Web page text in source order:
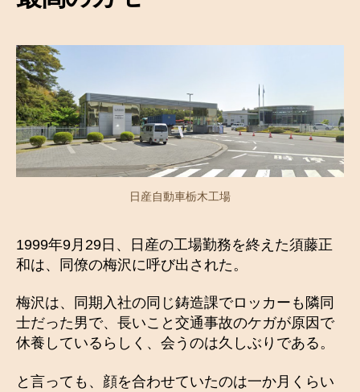
日産自動車栃木工場
1999年9月29日、日産の工場勤務を終えた須藤正
和は、同僚の梅沢に呼び出された。
梅沢は、同期入社の同じ鋳造課でロッカーも隣同
士だった男で、長いこと交通事故のケガが原因で
休養しているらしく、会うのは久しぶりである。
と言っても、顔を合わせていたのは一か月くらい